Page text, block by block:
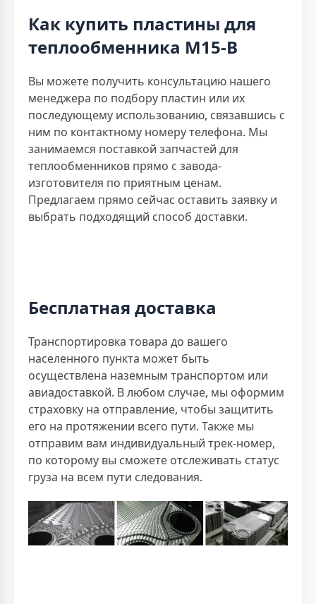
Как купить пластины для
теплообменника M15-B
Вы можете получить консультацию нашего
менеджера по подбору пластин или их
последующему использованию, связавшись с
ним по контактному номеру телефона. Мы
занимаемся поставкой запчастей для
теплообменников прямо с завода-
изготовителя по приятным ценам.
Предлагаем прямо сейчас оставить заявку и
выбрать подходящий способ доставки.
Бесплатная доставка
Транспортировка товара до вашего
населенного пункта может быть
осуществлена наземным транспортом или
авиадоставкой. В любом случае, мы оформим
страховку на отправление, чтобы защитить
его на протяжении всего пути. Также мы
отправим вам индивидуальный трек-номер,
по которому вы сможете отслеживать статус
груза на всем пути следования.